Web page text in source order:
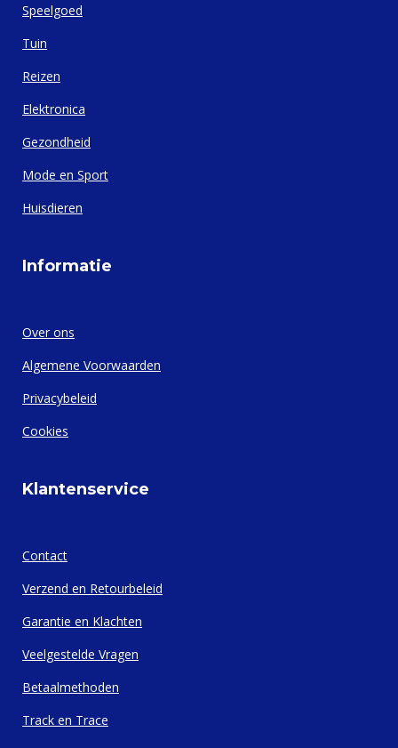
Speelgoed
Tuin
Reizen
Elektronica
Gezondheid
Mode en Sport
Huisdieren
Informatie
Over ons
Algemene Voorwaarden
Privacybeleid
Cookies
Klantenservice
Contact
Verzend en Retourbeleid
Garantie en Klachten
Veelgestelde Vragen
Betaalmethoden
Track en Trace